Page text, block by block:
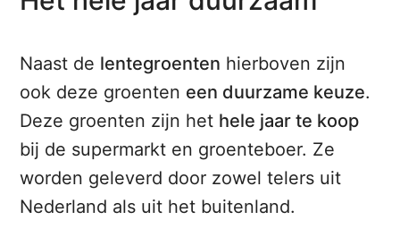
Naast de lentegroenten hierboven zijn
ook deze groenten een duurzame keuze.
Deze groenten zijn het hele jaar te koop
bij de supermarkt en groenteboer. Ze
worden geleverd door zowel telers uit
Nederland als uit het buitenland.